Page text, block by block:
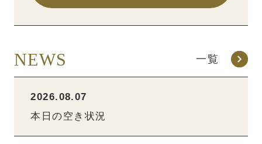
NEWS 一覧
2026.08.07
本日の空き状況